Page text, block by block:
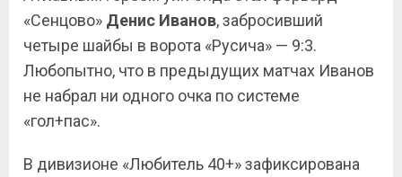
«Сенцово» Денис Иванов, забросивший
четыре шайбы в ворота «Русича» — 9:3.
Любопытно, что в предыдущих матчах Иванов
не набрал ни одного очка по системе
«гол+пас».
В дивизионе «Любитель 40+» зафиксирована